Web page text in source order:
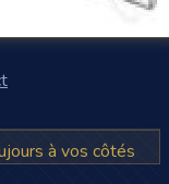
à vos côtés